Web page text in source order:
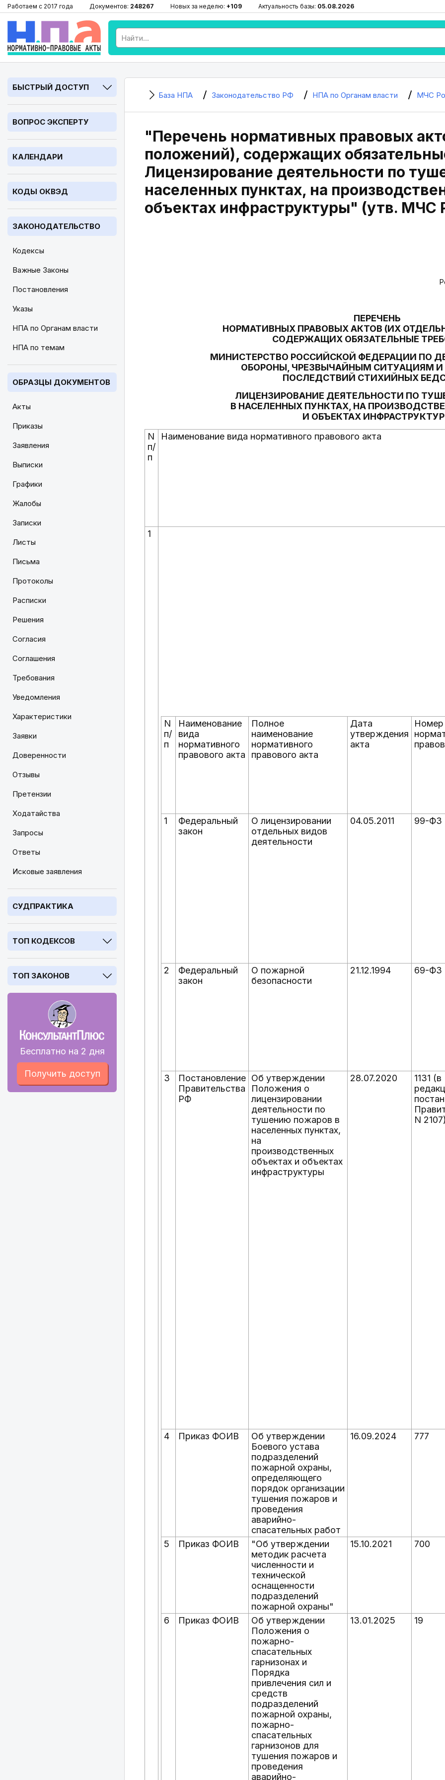
Работаем с 2017 года Документов: 248267 Новых за неделю: +109 Актуальность базы: 05.08.2026
БЫСТРЫЙ ДОСТУП
ВОПРОС ЭКСПЕРТУ
КАЛЕНДАРИ
КОДЫ ОКВЭД
ЗАКОНОДАТЕЛЬСТВО
Кодексы
Важные Законы
Постановления
Указы
НПА по Органам власти
НПА по темам
ОБРАЗЦЫ ДОКУМЕНТОВ
Акты
Приказы
Заявления
Выписки
Графики
Жалобы
Записки
Листы
Письма
Протоколы
Расписки
Решения
Согласия
Соглашения
Требования
Уведомления
Характеристики
Заявки
Доверенности
Отзывы
Претензии
Ходатайства
Запросы
Ответы
Исковые заявления
СУДПРАКТИКА
ТОП КОДЕКСОВ
ТОП ЗАКОНОВ
Бесплатно на 2 дня
Получить доступ
База НПА Законодательство РФ НПА по Органам власти МЧС
"Перечень нормативных правовых
положений), содержащих
Лицензирование деятельности по
населенных пунктах, на
объектах инфраструктуры" (утв. МЧС
ПЕРЕЧЕНЬ
НОРМАТИВНЫХ ПРАВОВЫХ АКТОВ (ИХ
СОДЕРЖАЩИХ ОБЯЗАТЕЛЬНЫЕ
МИНИСТЕРСТВО РОССИЙСКОЙ ФЕДЕРАЦИИ ПО
ОБОРОНЫ, ЧРЕЗВЫЧАЙНЫМ СИТУАЦИЯМ
ПОСЛЕДСТВИЙ СТИХИЙНЫХ
ЛИЦЕНЗИРОВАНИЕ ДЕЯТЕЛЬНОСТИ ПО
В НАСЕЛЕННЫХ ПУНКТАХ, НА
И ОБЪЕКТАХ
N
п/
п
Наименование вида нормативного правового акта
1
N
п/
п
Наименование
вида
нормативного
правового акта
Полное
наименование
нормативного
правового акта
Дата
утверждения
акта
Номер
1
Федеральный
закон
О лицензировании
отдельных видов
деятельности
04.05.2011 99-ФЗ
2
Федеральный
закон
О пожарной
безопасности
21.12.1994 69-ФЗ
3
Постановление
Правительства
РФ
Об утверждении
Положения о
лицензировании
деятельности по
тушению пожаров в
населенных пунктах,
на
производственных
объектах и объектах
инфраструктуры
28.07.2020
1131 (в
N
4 Приказ ФОИВ
Об утверждении
Боевого устава
подразделений
пожарной охраны,
определяющего
порядок организации
тушения пожаров и
проведения
аварийно-
спасательных работ
16.09.2024 777
5 Приказ ФОИВ
"Об утверждении
методик расчета
численности и
технической
оснащенности
подразделений
пожарной охраны"
15.10.2021 700
6 Приказ ФОИВ
Об утверждении
Положения о
пожарно-
спасательных
гарнизонах и
Порядка
привлечения сил и
средств
подразделений
пожарной охраны,
пожарно-
спасательных
гарнизонов для
тушения пожаров и
проведения
аварийно-
13.01.2025 19